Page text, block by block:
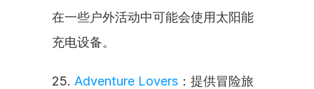
在一些户外活动中可能会使用太阳能
充电设备。
25. Adventure Lovers ：提供冒险旅